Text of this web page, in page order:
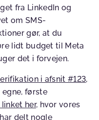
fra LinkedIn og
om SMS-
gør, at du
lidt budget til Meta
det i forvejen.
i afsnit #123,
første
her, hvor vores
delt nogle